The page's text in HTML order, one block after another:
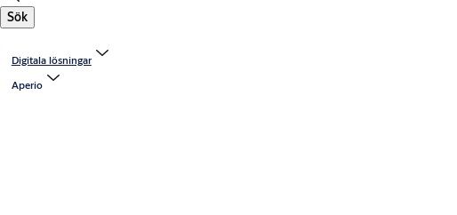
Sök
Digitala lösningar
Aperio